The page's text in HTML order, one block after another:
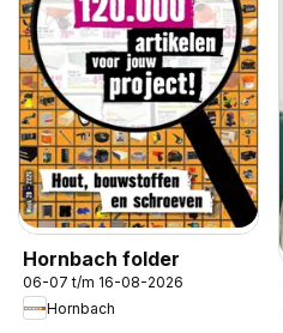
Hornbach folder
06-07 t/m 16-08-2026
Hornbach